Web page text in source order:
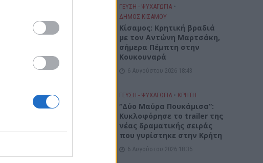
ΓΕΎΣΗ - ΨΥΧΑΓΩΓΊΑ •
ΔΉΜΟΣ ΚΙΣΆΜΟΥ
Kίσαμος: Κρητική βραδιά
με τον Αντώνη Μαρτσάκη,
σήμερα Πέμπτη στην
Κουκουναρά
6 Αυγούστου 2026 18:43
ΓΕΎΣΗ - ΨΥΧΑΓΩΓΊΑ • ΚΡΗΤΗ
“Δύο Μαύρα Πουκάμισα”:
Κυκλοφόρησε το trailer της
νέας δραματικής σειράς
που γυρίστηκε στην Κρήτη
6 Αυγούστου 2026 18:35